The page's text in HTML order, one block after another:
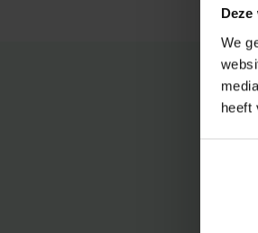
We
heeft